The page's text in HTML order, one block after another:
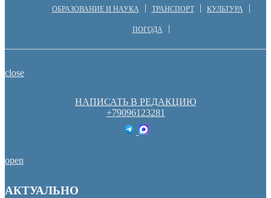
ОБРАЗОВАНИЕ И НАУКА ТРАНСПОРТ КУЛЬТУРА
ПОГОДА
close
НАПИСАТЬ В РЕДАКЦИЮ
+79096123281
open
АКТУАЛЬНО